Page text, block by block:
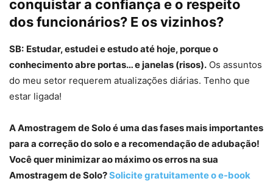
conquistar a confiança e o respeito
dos funcionários? E os vizinhos?
SB: Estudar, estudei e estudo até hoje, porque o
conhecimento abre portas… e janelas (risos). Os assuntos
do meu setor requerem atualizações diárias. Tenho que
estar ligada!
A Amostragem de Solo é uma das fases mais importantes
para a correção do solo e a recomendação de adubação!
Você quer minimizar ao máximo os erros na sua
Amostragem de Solo?Solicite gratuitamente o e-book